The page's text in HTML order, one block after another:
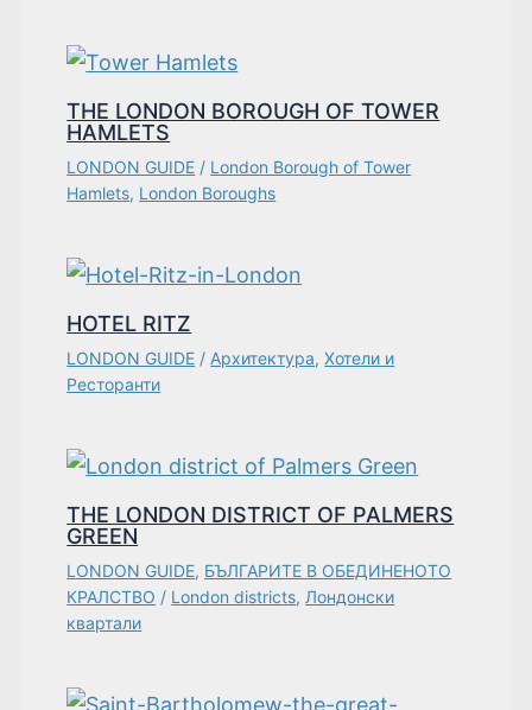
THE LONDON BOROUGH OF TOWER
HAMLETS
LONDON GUIDE / London Borough of Tower
Hamlets, London Boroughs
HOTEL RITZ
LONDON GUIDE /Архитектура,Хотели и
Ресторанти
THE LONDON DISTRICT OF PALMERS
GREEN
LONDON GUIDE, БЪЛГАРИТЕ В ОБЕДИНЕНОТО
КРАЛСТВО / London districts,Лондонски
квартали